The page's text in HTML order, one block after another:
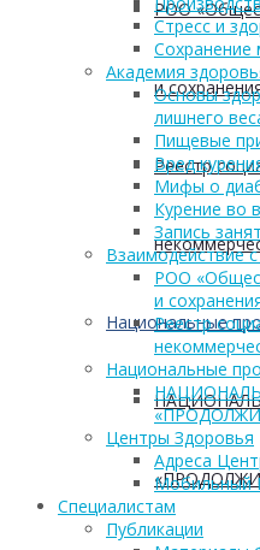
РОО
и
Реестр
Национальные
Стресс и
Сохранение
Академия
Основы
лишнего
Пищевые
Вред
Мифы о
Курение во
Запись
Взаимодействие
РОО
и
Реестр
Национальные
Центры Здоровья
Адреса
Мобильный
Cпециалистам
Публикации